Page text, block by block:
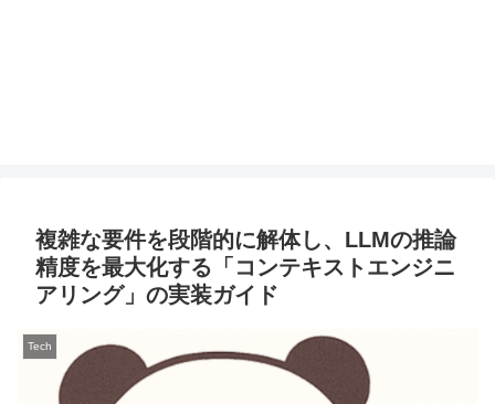
複雑な要件を段階的に解体し、LLMの推論
精度を最大化する「コンテキストエンジニ
アリング」の実装ガイド
Tech